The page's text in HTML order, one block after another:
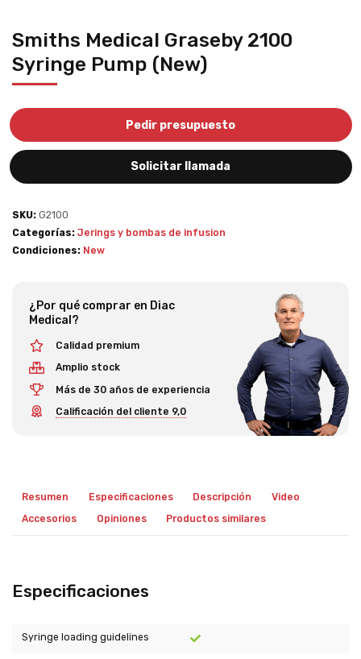
Smiths Medical Graseby 2100
Syringe Pump (New)
Pedir presupuesto
Solicitar llamada
SKU: G2100
Categorías: Jerings y bombas de infusion
Condiciones: New
¿Por qué comprar en Diac
Medical?
Calidad premium
Amplio stock
Más de 30 años de experiencia
Calificación del cliente 9,0
Resumen Especificaciones Descripción
Video
Accesorios
Opiniones Productos similares
Especificaciones
Syringe loading guidelines